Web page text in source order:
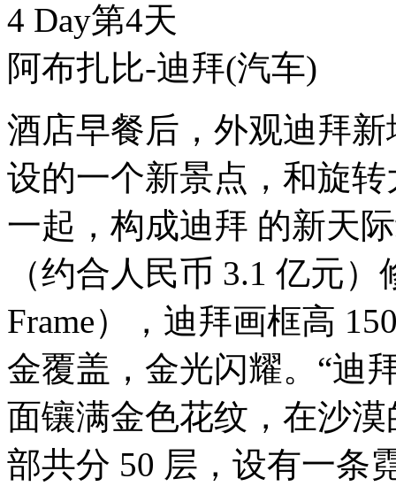
4 Day第4天
阿布扎比-迪拜(汽车)
酒店早餐后，外观迪拜
设的一个新景点，和旋
一起，构成迪拜 的新天
（约合人民币 3.1 亿元
Frame），迪拜画框高
金覆盖，金光闪耀。“迪
面镶满金色花纹，在沙
部共分 50 层，设有一条